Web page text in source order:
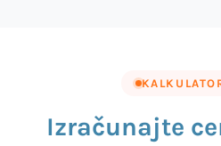
Izračunajte